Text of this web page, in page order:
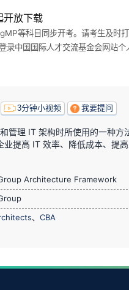
开放下载
等科目同步开考。请考生及时
中国国际人才交流基金会网站
3分钟小视频 我要提问
理 IT 架构时所使用的一种方
提高 IT 效率、降低成本、提
Architecture Framework
、CBA